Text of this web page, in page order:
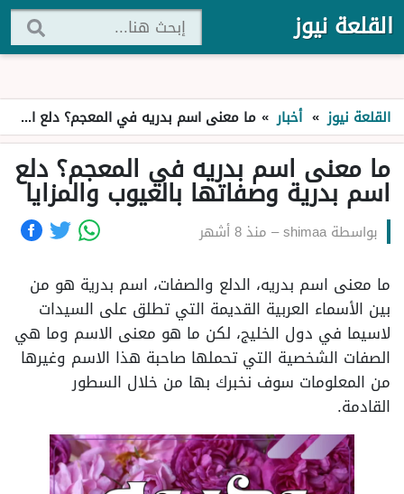
القلعة نيوز
القلعة نيوز » أخبار » ما معنى اسم بدريه في المعجم؟ دلع اسم بدرية وصفاتها بالعيوب والمزايا
ما معنى اسم بدريه في المعجم؟ دلع
اسم بدرية وصفاتها بالعيوب والمزايا
بواسطةshimaa
– منذ 8 أشهر
ما معنى اسم بدريه، الدلع والصفات، اسم بدرية هو من
بين الأسماء العربية القديمة التي تطلق على السيدات
لاسيما في دول الخليج، لكن ما هو معنى الاسم وما هي
الصفات الشخصية التي تحملها صاحبة هذا الاسم وغيرها
من المعلومات سوف نخبرك بها من خلال السطور
القادمة.